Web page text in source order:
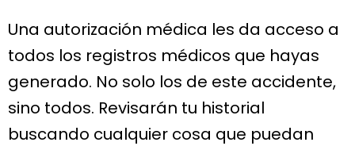
Una autorización médica les da acceso a
todos los registros médicos que hayas
generado. No solo los de este accidente,
sino todos. Revisarán tu historial
buscando cualquier cosa que puedan